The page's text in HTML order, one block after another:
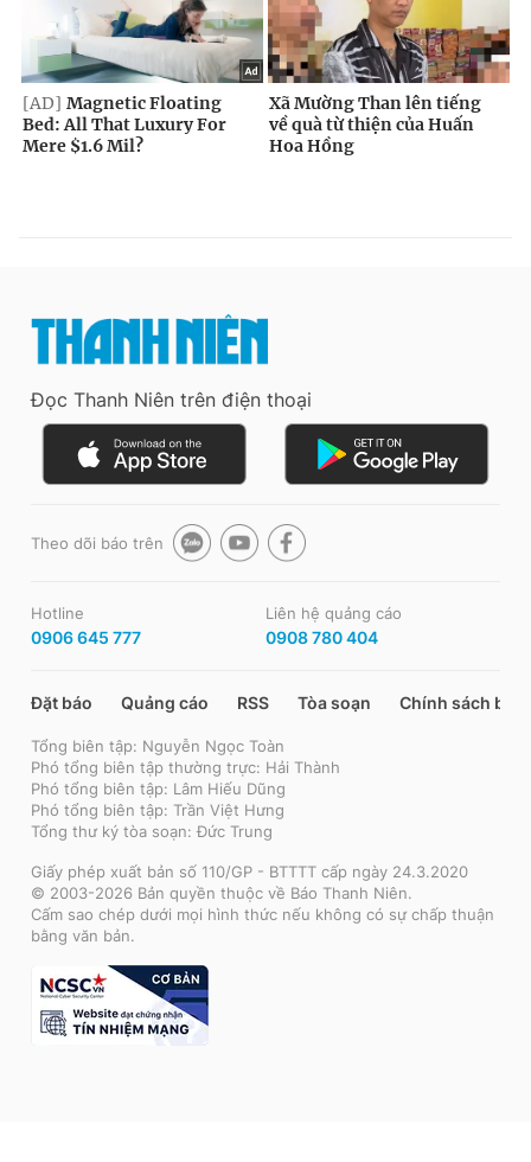
Đọc Thanh Niên trên điện thoại
Theo dõi báo trên
Hotline
0906 645 777
Liên hệ quảng cáo
0908 780 404
Đặt báo Quảng cáo RSS Tòa soạn Chính sách bảo
Tổng biên tập: Nguyễn Ngọc Toàn
Phó tổng biên tập thường trực: Hải Thành
Phó tổng biên tập: Lâm Hiếu Dũng
Phó tổng biên tập: Trần Việt Hưng
Tổng thư ký tòa soạn: Đức Trung
Giấy phép xuất bản số 110/GP - BTTTT cấp ngày 24.3.2020
© 2003-2026 Bản quyền thuộc về Báo Thanh Niên.
Cấm sao chép dưới mọi hình thức nếu không có sự chấp thuận
bằng văn bản.